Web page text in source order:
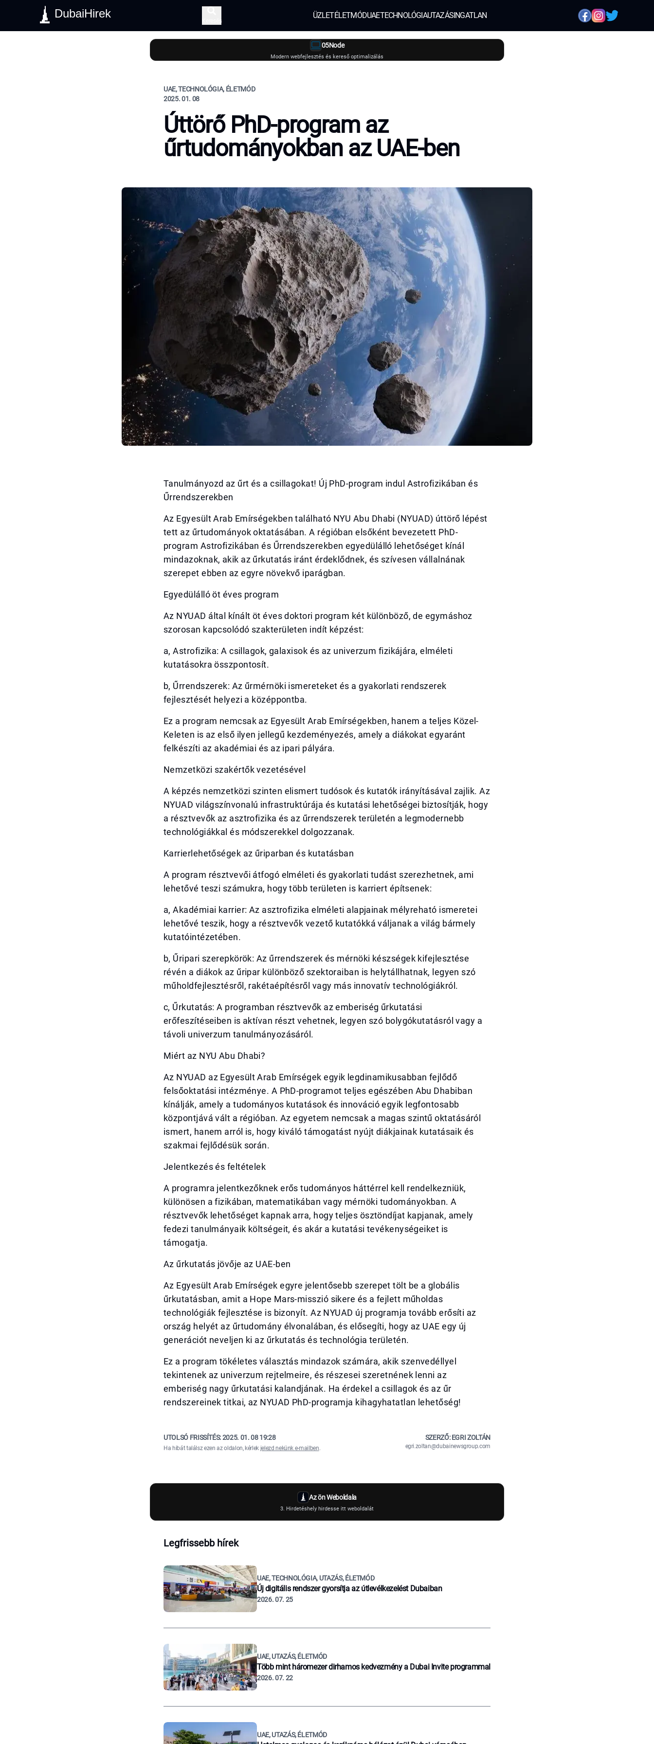
DubaiHirek
Keresés
ÜZLETÉLETMÓDUAETECHNOLÓGIAUTAZÁSINGATLAN
05Node
Modern webfejlesztés és kereső optimalizálás
UAE, TECHNOLÓGIA, ÉLETMÓD
2025. 01. 08
Úttörő PhD-program az
űrtudományokban az UAE-ben
Tanulmányozd az űrt és a csillagokat! Új PhD-program indul Astrofizikában és
Űrrendszerekben
Az Egyesült Arab Emírségekben található NYU Abu Dhabi (NYUAD) úttörő lépést
tett az űrtudományok oktatásában. A régióban elsőként bevezetett PhD-
program Astrofizikában és Űrrendszerekben egyedülálló lehetőséget kínál
mindazoknak, akik az űrkutatás iránt érdeklődnek, és szívesen vállalnának
szerepet ebben az egyre növekvő iparágban.
Egyedülálló öt éves program
Az NYUAD által kínált öt éves doktori program két különböző, de egymáshoz
szorosan kapcsolódó szakterületen indít képzést:
a, Astrofizika: A csillagok, galaxisok és az univerzum fizikájára, elméleti
kutatásokra összpontosít.
b, Űrrendszerek: Az űrmérnöki ismereteket és a gyakorlati rendszerek
fejlesztését helyezi a középpontba.
Ez a program nemcsak az Egyesült Arab Emírségekben, hanem a teljes Közel-
Keleten is az első ilyen jellegű kezdeményezés, amely a diákokat egyaránt
felkészíti az akadémiai és az ipari pályára.
Nemzetközi szakértők vezetésével
A képzés nemzetközi szinten elismert tudósok és kutatók irányításával zajlik. Az
NYUAD világszínvonalú infrastruktúrája és kutatási lehetőségei biztosítják, hogy
a résztvevők az asztrofizika és az űrrendszerek területén a legmodernebb
technológiákkal és módszerekkel dolgozzanak.
Karrierlehetőségek az űriparban és kutatásban
A program résztvevői átfogó elméleti és gyakorlati tudást szerezhetnek, ami
lehetővé teszi számukra, hogy több területen is karriert építsenek:
a, Akadémiai karrier: Az asztrofizika elméleti alapjainak mélyreható ismeretei
lehetővé teszik, hogy a résztvevők vezető kutatókká váljanak a világ bármely
kutatóintézetében.
b, Űripari szerepkörök: Az űrrendszerek és mérnöki készségek kifejlesztése
révén a diákok az űripar különböző szektoraiban is helytállhatnak, legyen szó
műholdfejlesztésről, rakétaépítésről vagy más innovatív technológiákról.
c, Űrkutatás: A programban résztvevők az emberiség űrkutatási
erőfeszítéseiben is aktívan részt vehetnek, legyen szó bolygókutatásról vagy a
távoli univerzum tanulmányozásáról.
Miért az NYU Abu Dhabi?
Az NYUAD az Egyesült Arab Emírségek egyik legdinamikusabban fejlődő
felsőoktatási intézménye. A PhD-programot teljes egészében Abu Dhabiban
kínálják, amely a tudományos kutatások és innováció egyik legfontosabb
központjává vált a régióban. Az egyetem nemcsak a magas szintű oktatásáról
ismert, hanem arról is, hogy kiváló támogatást nyújt diákjainak kutatásaik és
szakmai fejlődésük során.
Jelentkezés és feltételek
A programra jelentkezőknek erős tudományos háttérrel kell rendelkezniük,
különösen a fizikában, matematikában vagy mérnöki tudományokban. A
résztvevők lehetőséget kapnak arra, hogy teljes ösztöndíjat kapjanak, amely
fedezi tanulmányaik költségeit, és akár a kutatási tevékenységeiket is
támogatja.
Az űrkutatás jövője az UAE-ben
Az Egyesült Arab Emírségek egyre jelentősebb szerepet tölt be a globális
űrkutatásban, amit a Hope Mars-misszió sikere és a fejlett műholdas
technológiák fejlesztése is bizonyít. Az NYUAD új programja tovább erősíti az
ország helyét az űrtudomány élvonalában, és elősegíti, hogy az UAE egy új
generációt neveljen ki az űrkutatás és technológia területén.
Ez a program tökéletes választás mindazok számára, akik szenvedéllyel
tekintenek az univerzum rejtelmeire, és részesei szeretnének lenni az
emberiség nagy űrkutatási kalandjának. Ha érdekel a csillagok és az űr
rendszereinek titkai, az NYUAD PhD-programja kihagyhatatlan lehetőség!
UTOLSÓ FRISSÍTÉS:2025. 01. 08 19:28
Ha hibát találsz ezen az oldalon, kérlek jelezd nekünk e-mailben.
SZERZŐ: EGRI ZOLTÁN
egri.zoltan@dubainewsgroup.com
Az ön Weboldala
3. Hirdetéshely hirdesse itt weboldalát
Legfrissebb hírek
UAE, TECHNOLÓGIA, UTAZÁS, ÉLETMÓD
Új digitális rendszer gyorsítja az útlevélkezelést Dubaiban
2026. 07. 25
UAE, UTAZÁS, ÉLETMÓD
Több mint háromezer dirhamos kedvezmény a Dubai Invite programmal
2026. 07. 22
UAE, UTAZÁS, ÉLETMÓD